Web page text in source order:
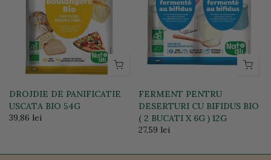
DROJDIE DE PANIFICATIE
USCATA BIO 54G
39,86 lei
FERMENT PENTRU
DESERTURI CU BIFIDUS BIO
( 2 BUCATI X 6G ) 12G
27,59 lei